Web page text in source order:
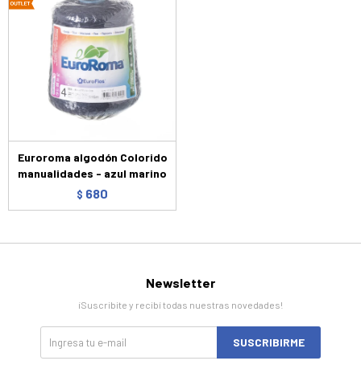
Euroroma algodón Colorido
manualidades - azul marino
$ 680
Newsletter
¡Suscribite y recibí todas nuestras novedades!
SUSCRIBIRME